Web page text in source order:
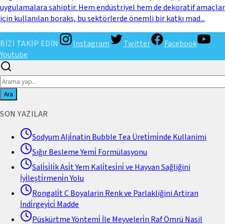
uygulamalara sahiptir. Hem endüstriyel hem de dekoratif amaçlar
için kullanılan boraks, bu sektörlerde önemli bir katkı mad...
BİZİ TAKİP EDİN Instagram Twitter
Facebook
Youtube
Ara
SON YAZILAR
Sodyum Alji̇natin Bubble Tea Üreti̇mi̇nde Kullanimi
Sığır Besleme Yemi̇ Formülasyonu
Sali̇si̇li̇k Asi̇t Yem Kali̇tesi̇ni̇ ve Hayvan Sağliğini
İyi̇leşti̇rmeni̇n Yolu
Rongali̇t C Boyalarin Renk ve Parlakliğini Artiran
İndi̇rgeyi̇ci̇ Madde
Püskürtme Yöntemi̇ İle Meyveleri̇n Raf Ömrü Nasil